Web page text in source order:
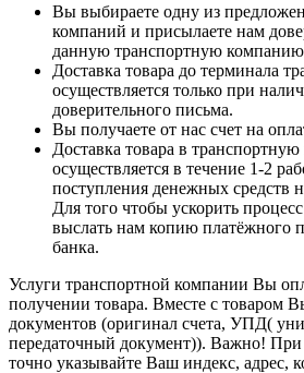
Вы выбираете одну из
компаний и присылаете нам
данную транспортную
Доставка товара до терминала
осуществляется только при
доверительного письма.
Вы получаете от нас счет на
Доставка товара в
осуществляется в течение 1-2
поступления денежных средств
Для того чтобы ускорить
выслать нам копию платёжного
банка.
Услуги транспортной компании Вы
получении товара. Вместе с товаром
документов (оригинал счета, УПД(
передаточный документ)). Важно! При
точно указывайте Ваш индекс, адрес,